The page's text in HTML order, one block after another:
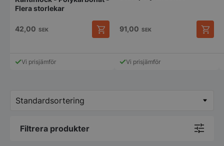
Flera storlekar
42,00 SEK
produkten
Vi prisjämför
91,00 SEK
Vi prisjämför
Filtrera produkter